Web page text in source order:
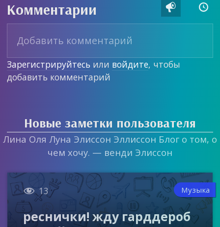
Комментарии  
Зарегистрируйтесь или войдите, чтобы
добавить комментарий
Новые заметки пользователя
Лина Оля Луна Элиссон Эллиссон Блог о том, о
чем хочу. — венди Элиссон
 13 Музыка
реснички! жду гарддероб